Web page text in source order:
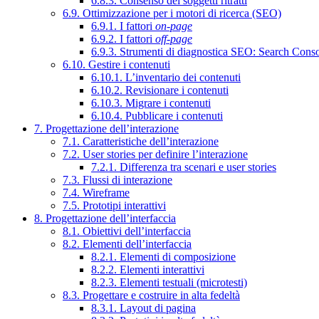
6.9. Ottimizzazione per i motori di ricerca (SEO)
6.9.1. I fattori on-page
6.9.2. I fattori off-page
6.9.3. Strumenti di diagnostica SEO: Search
6.10. Gestire i contenuti
6.10.1. L’inventario dei contenuti
6.10.2. Revisionare i contenuti
6.10.3. Migrare i contenuti
6.10.4. Pubblicare i contenuti
7. Progettazione dell’interazione
7.1. Caratteristiche dell’interazione
7.2. User stories per definire l’interazione
7.2.1. Differenza tra scenari e user stories
7.3. Flussi di interazione
7.4. Wireframe
7.5. Prototipi interattivi
8. Progettazione dell’interfaccia
8.1. Obiettivi dell’interfaccia
8.2. Elementi dell’interfaccia
8.2.1. Elementi di composizione
8.2.2. Elementi interattivi
8.2.3. Elementi testuali (microtesti)
8.3. Progettare e costruire in alta fedeltà
8.3.1. Layout di pagina